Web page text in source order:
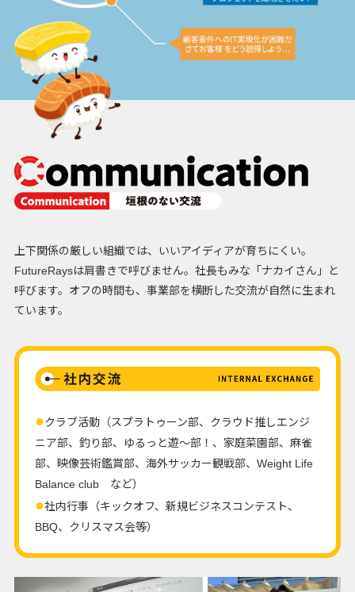
上下関係の厳しい組織では、いいアイディアが育ちにくい。
FutureRaysは肩書きで呼びません。社長もみな「ナカイさん」と
呼びます。オフの時間も、事業部を横断した交流が自然に生まれ
ています。
クラブ活動（スプラトゥーン部、クラウド推しエンジ
ニア部、釣り部、ゆるっと遊～部！、家庭菜園部、麻雀
部、映像芸術鑑賞部、海外サッカー観戦部、Weight Life
Balance club など）
社内行事（キックオフ、新規ビジネスコンテスト、
BBQ、クリスマス会等）